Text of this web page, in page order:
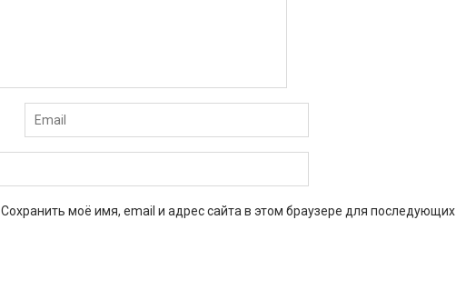
Сохранить моё имя, email и адрес сайта в этом браузере для последующих